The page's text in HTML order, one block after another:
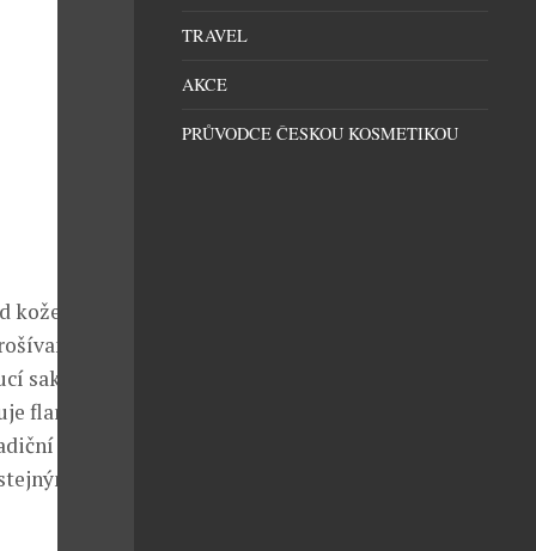
saka,
flanel,
úpravy.
TRAVEL
AKCE
PRŮVODCE ČESKOU KOSMETIKOU